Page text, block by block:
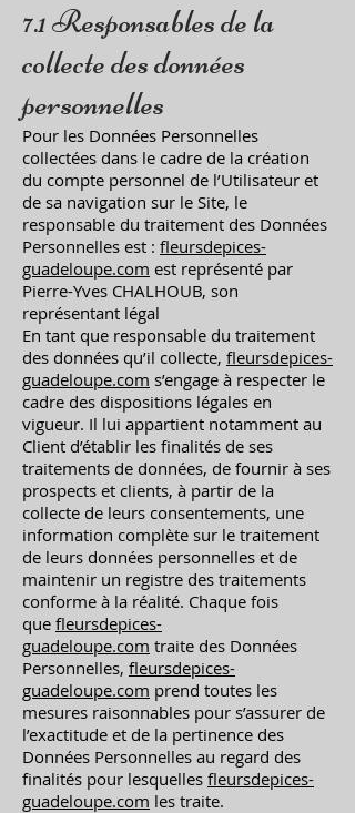
7.1 Responsables de la
collecte des données
personnelles
Pour les Données Personnelles
collectées dans le cadre de la création
du compte personnel de l’Utilisateur et
de sa navigation sur le Site, le
responsable du traitement des Données
Personnelles est : fleursdepices-
guadeloupe.com est représenté par
Pierre-Yves CHALHOUB, son
représentant légal
En tant que responsable du traitement
des données qu’il collecte, fleursdepices-
guadeloupe.com s’engage à respecter le
cadre des dispositions légales en
vigueur. Il lui appartient notamment au
Client d’établir les finalités de ses
traitements de données, de fournir à ses
prospects et clients, à partir de la
collecte de leurs consentements, une
information complète sur le traitement
de leurs données personnelles et de
maintenir un registre des traitements
conforme à la réalité. Chaque fois
que fleursdepices-
guadeloupe.com traite des Données
Personnelles, fleursdepices-
guadeloupe.com prend toutes les
mesures raisonnables pour s’assurer de
l’exactitude et de la pertinence des
Données Personnelles au regard des
finalités pour lesquelles fleursdepices-
guadeloupe.com les traite.